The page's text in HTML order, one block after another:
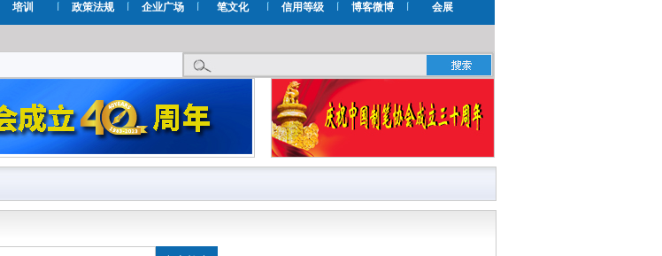
培训 政策法规 企业广场 笔文化 信用等级 博客微博 会展